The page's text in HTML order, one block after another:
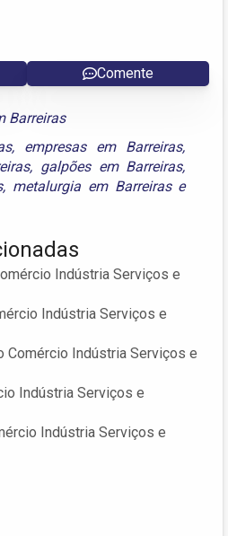
Comente
Barreiras
, empresas em Barreiras,
, galpões em Barreiras,
, metalurgia em Barreirase
Indústria Serviços e
Indústria Serviços e
Comércio Indústria Serviços e
Indústria Serviços e
Indústria Serviços e